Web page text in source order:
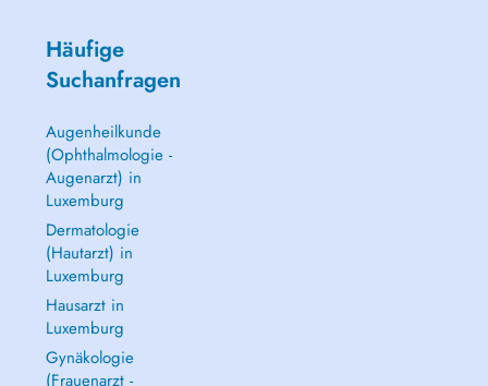
Häufige
Suchanfragen
Augenheilkunde
(Ophthalmologie -
Augenarzt) in
Luxemburg
Dermatologie
(Hautarzt) in
Luxemburg
Hausarzt in
Luxemburg
Gynäkologie
(Frauenarzt -